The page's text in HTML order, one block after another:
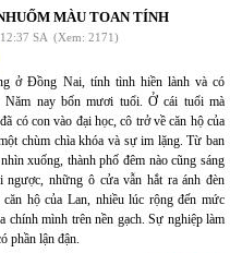
MÀU TOAN TÍNH
12:37 SA (Xem: 2171)
ở Đồng Nai, tính tình hiền lành và có
Năm nay bốn mươi tuổi. Ở cái tuổi mà
có con vào đại học, cô trở về căn hộ của
chùm chìa khóa và sự im lặng. Từ ban
xuống, thành phố đêm nào cũng sáng
những ô cửa vẫn hắt ra ánh đèn
hộ của Lan, nhiều lúc rộng đến mức
chính mình trên nền gạch. Sự nghiệp làm
phần lận đận.